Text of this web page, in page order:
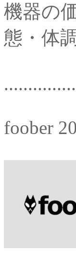
機器の
態・体
foober